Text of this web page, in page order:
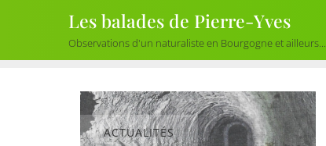
Les balades de Pierre-Yves
Observations d'un naturaliste en Bourgogne et ailleurs...
ACTUALITÉS